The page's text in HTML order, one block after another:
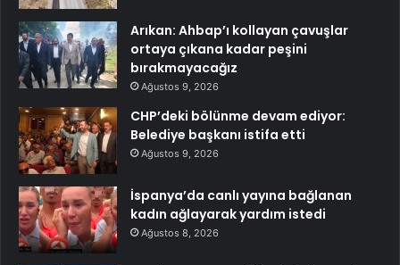
Arıkan: Ahbap’ı kollayan çavuşlar
ortaya çıkana kadar peşini
bırakmayacağız
Ağustos 9, 2026
CHP’deki bölünme devam ediyor:
Belediye başkanı istifa etti
Ağustos 9, 2026
İspanya’da canlı yayına bağlanan
kadın ağlayarak yardım istedi
Ağustos 8, 2026